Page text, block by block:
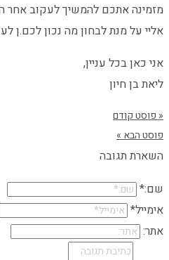
מזמינה אתכם להמשיך לעקוב אחר
אליי על מנת לבחון מה נכון לכם.ן
אני כאן בכל עניין,
ליאת בן חיון
« פוסט קודם
פוסט הבא »
השארת תגובה
שם:*
אימייל*
אתר: